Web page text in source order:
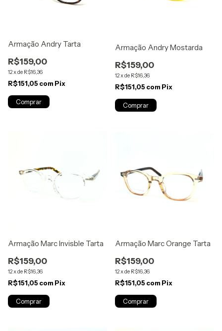
Armação Andry Tarta
R$159,00
12 xde R$16,36
R$151,05 com Pix
Armação Andry Mostarda
R$159,00
12 xde R$16,36
R$151,05 com Pix
Armação Marc Invisble Tarta
R$159,00
12 xde R$16,36
R$151,05 com Pix
Armação Marc Orange Tarta
R$159,00
12 xde R$16,36
R$151,05 com Pix